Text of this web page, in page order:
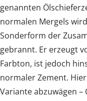
genannten
normalen Mergels
Sonderform der
gebrannt. Er erzeugt
Farbton, ist jedoch
normaler Zement.
Variante abzuwägen